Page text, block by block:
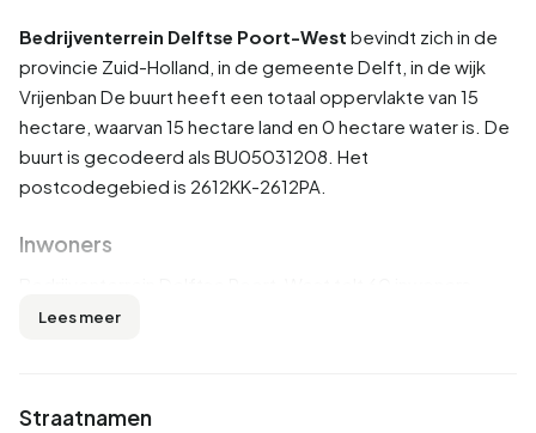
Bedrijventerrein Delftse Poort-West bevindt zich in de
provincie Zuid-Holland , in de gemeente Delft , in de wijk
Vrijenban De buurt heeft een totaal oppervlakte van 15
hectare, waarvan 15 hectare land en 0 hectare water is. De
buurt is gecodeerd als BU05031208. Het
postcodegebied is 2612KK-2612PA.
Inwoners
Hiervan is 58,3% man en 50,0% vrouw. De meeste
Lees meer
Straatnamen